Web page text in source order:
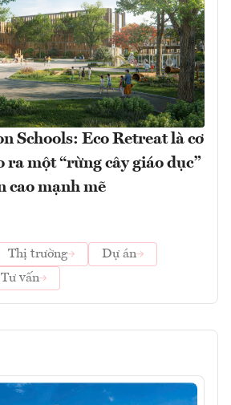
Schools: Eco Retreat là cơ
ra một “rừng cây giáo dục”
cao mạnh mẽ
Thị trường
Dự án
Tư vấn